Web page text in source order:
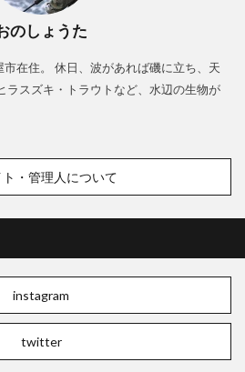
のしょうた
在住。 休日、波があれば磯に立ち、天
ラスズキ・トラウトなど、水辺の生物が
ト・管理人について
instagram
twitter